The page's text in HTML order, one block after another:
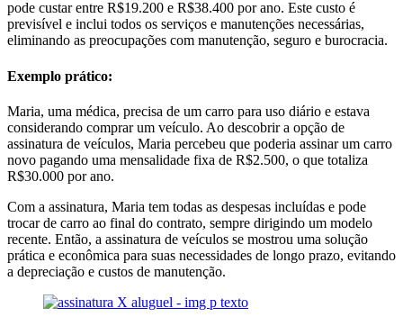
pode custar entre R$19.200 e R$38.400 por ano. Este custo é
previsível e inclui todos os serviços e manutenções necessárias,
eliminando as preocupações com manutenção, seguro e burocracia.
Exemplo prático:
Maria, uma médica, precisa de um carro para uso diário e estava
considerando comprar um veículo. Ao descobrir a opção de
assinatura de veículos, Maria percebeu que poderia assinar um carro
novo pagando uma mensalidade fixa de R$2.500, o que totaliza
R$30.000 por ano.
Com a assinatura, Maria tem todas as despesas incluídas e pode
trocar de carro ao final do contrato, sempre dirigindo um modelo
recente. Então, a assinatura de veículos se mostrou uma solução
prática e econômica para suas necessidades de longo prazo, evitando
a depreciação e custos de manutenção.